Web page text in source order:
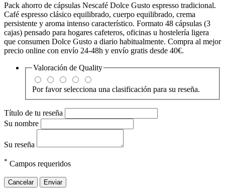
Pack ahorro de cápsulas Nescafé Dolce Gusto espresso tradicional.
Café espresso clásico equilibrado, cuerpo equilibrado, crema
persistente y aroma intenso característico. Formato 48 cápsulas (3
cajas) pensado para hogares cafeteros, oficinas u hostelería ligera
que consumen Dolce Gusto a diario habitualmente. Compra al mejor
precio online con envío 24-48h y envío gratis desde 40€.
Valoración de Quality
Por favor selecciona una clasificación para su reseña.
Título de tu reseña
Su nombre
Su reseña
* Campos requeridos
Cancelar Enviar